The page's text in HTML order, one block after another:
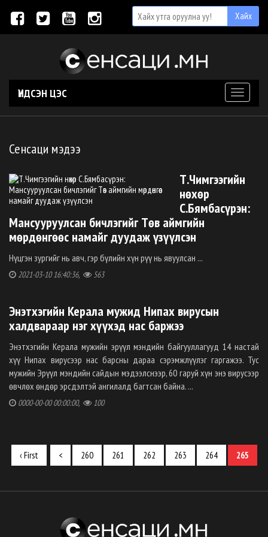
ҮНДСЭН ЦЭС
Toggle
Сенсаци мэдээ
Т.Чимгээгийн
нөхөр
С.Бямбасүрэн:
Мансууруулсан бичлэгийг Төв аймгийн
мөрдөнгөөс намайг дуудаж үзүүлсэн
Нүцгэн зургийг нь авч, гэр бүлийн хүн рүү нь явуулсан ...
2021-03-10 16:40:36, 563
Энэтхэгийн Керала мужид Нипах вирусын
халдвараар нэг хүүхэд нас баржээ
Энэтхэгийн Керала мужийн эрүүл мэндийн байгууллагууд 14 настай
хүү Нипах вирусээр нас барсны дараа сэрэмжлүүлэг гаргажээ. Тус
мужийн Эрүүл мэндийн сайдын мэдээлснээр, 60 гаруй хүн энэ вирусээр
өвчлөх өндөр эрсдэлтэй ангилалд багтсан байна. ...
0000-00-00 00:00:00, 100
‹ First < 260 261 262 263 264 265